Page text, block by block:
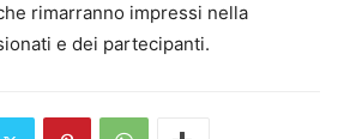
rimarranno impressi nella
e dei partecipanti.